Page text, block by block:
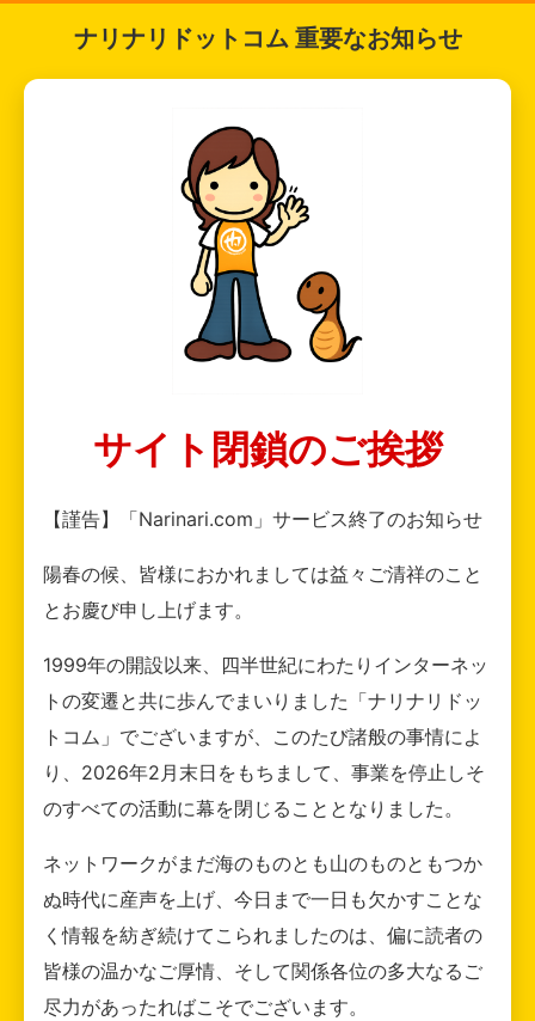
ナリナリドットコム 重要なお知らせ
サイト閉鎖のご挨拶
【謹告】「Narinari.com」サービス終了のお知らせ
陽春の候、皆様におかれましては益々ご清祥のこと
とお慶び申し上げます。
1999年の開設以来、四半世紀にわたりインターネッ
トの変遷と共に歩んでまいりました「ナリナリドッ
トコム」でございますが、このたび諸般の事情によ
り、2026年2月末日をもちまして、事業を停止しそ
のすべての活動に幕を閉じることとなりました。
ネットワークがまだ海のものとも山のものともつか
ぬ時代に産声を上げ、今日まで一日も欠かすことな
く情報を紡ぎ続けてこられましたのは、偏に読者の
皆様の温かなご厚情、そして関係各位の多大なるご
尽力があったればこそでございます。